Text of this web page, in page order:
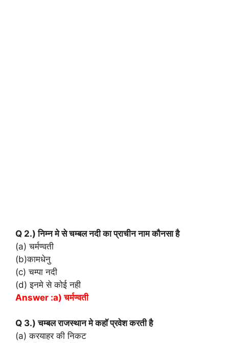
Q 2.) निम्न मे से चम्बल नदी का प्राचीन नाम कौनसा है
(a) चर्मण्वती
(b)कामधेनु
(c) चम्पा नदी
(d) इनमे से कोई नही
Answer :a) चर्मण्वती
Q 3.) चम्बल राजस्थान मे कहॉ प्रवेश करती है
(a) करयाहर की निकट